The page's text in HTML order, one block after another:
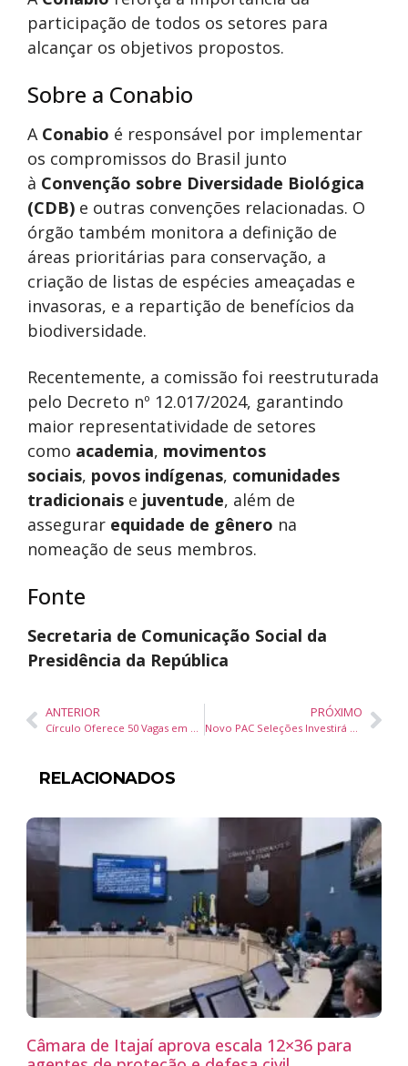
participação de todos os setores para
alcançar os objetivos propostos.
Sobre a Conabio
A Conabio é responsável por implementar
os compromissos do Brasil junto
à Convenção sobre Diversidade Biológica
(CDB) e outras convenções relacionadas. O
órgão também monitora a definição de
áreas prioritárias para conservação, a
criação de listas de espécies ameaçadas e
invasoras, e a repartição de benefícios da
biodiversidade.
Recentemente, a comissão foi reestruturada
pelo Decreto nº 12.017/2024, garantindo
maior representatividade de setores
como academia, movimentos
sociais, povos indígenas, comunidades
tradicionais e juventude, além de
assegurar equidade de gênero na
nomeação de seus membros.
Fonte
Secretaria de Comunicação Social da
Presidência da República
ANTERIOR
Círculo Oferece 50 Vagas em Contratação Imediata no 1º Dia da Ficha em Gaspar
PRÓXIMO
Novo PAC Seleções Investirá R$ 2,3 Bilhões em Creches e Transportes Escolares para Ampliar Acesso à Educação
RELACIONADOS
Câmara de Itajaí aprova escala 12×36 para